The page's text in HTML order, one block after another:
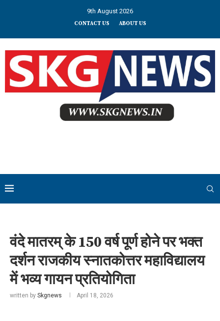
9th August 2026
CONTACT US ABOUT US
वंदे मातरम् के 150 वर्ष पूर्ण होने पर भक्त
दर्शन राजकीय स्नातकोत्तर महाविद्यालय
में भव्य गायन प्रतियोगिता
written by Skgnews April 18, 2026